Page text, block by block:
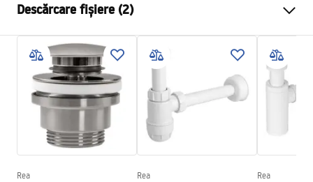
Material
compozită)
Culoare
Negru, Imitație piatră
Finisaj
Lungime
500mm
355
Inalime
160
Descărcare fișiere (2)
Instrucțiuni de asamblare
Basin.pdf
Warranty_Terms_and_Conditions_Basins_-_5.pdf
Rea Rea Rea